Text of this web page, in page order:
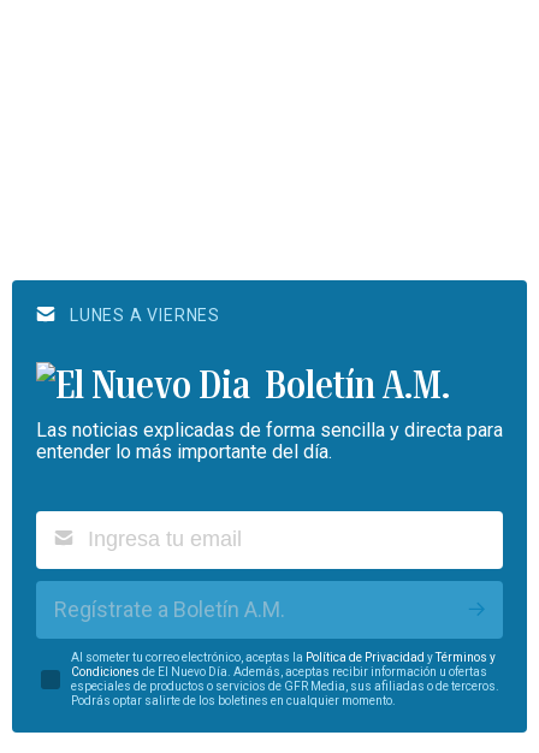
LUNES A VIERNES
Boletín A.M.
Las noticias explicadas de forma sencilla y directa para
entender lo más importante del día.
Regístrate a Boletín A.M.
Al someter tu correo electrónico, aceptas la Política de Privacidad yTérminos y
Condiciones de El Nuevo Día. Además, aceptas recibir información u ofertas
especiales de productos o servicios de GFR Media, sus afiliadas o de terceros.
Podrás optar salirte de los boletines en cualquier momento.